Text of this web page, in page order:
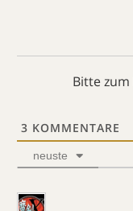
Bitte
3 KOMMENTARE
neuste